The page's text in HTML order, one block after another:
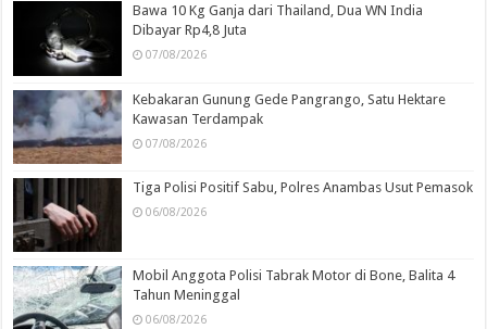
Bawa 10 Kg Ganja dari Thailand, Dua WN India
Dibayar Rp4,8 Juta
07/08/2026
Kebakaran Gunung Gede Pangrango, Satu Hektare
Kawasan Terdampak
07/08/2026
Tiga Polisi Positif Sabu, Polres Anambas Usut Pemasok
06/08/2026
Mobil Anggota Polisi Tabrak Motor di Bone, Balita 4
Tahun Meninggal
06/08/2026